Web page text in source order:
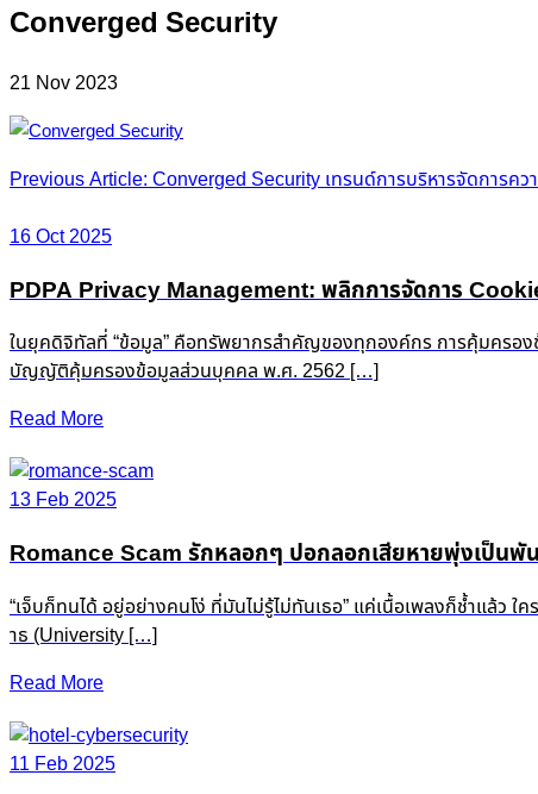
Converged Security
21 Nov 2023
Post
navigation
Previous Article: Converged Security เทรนด์การบริหารจัดการ
16 Oct 2025
PDPA Privacy Management: พลิกการจัดการ
ในยุคดิจิทัลที่ “ข้อมูล” คือทรัพยากรสำคัญของทุกองค์กร การคุ้มครอง
บัญญัติคุ้มครองข้อมูลส่วนบุคคล พ.ศ. 2562 […]
Read More
13 Feb 2025
Romance Scam รักหลอกๆ ปอกลอกเสียหายพุ่งเป็นพั
“เจ็บก็ทนได้ อยู่อย่างคนโง่ ที่มันไม่รู้ไม่ทันเธอ” แค่เนื้อเพลงก็ช้ำแล้ว
าธ (University […]
Read More
11 Feb 2025